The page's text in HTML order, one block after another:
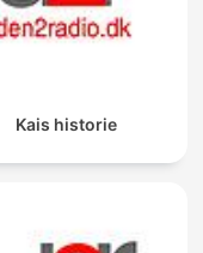
Kais historie